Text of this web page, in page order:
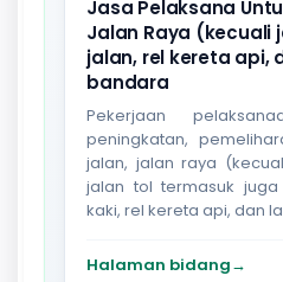
Jasa Pelaksana
Jalan Raya (kecuali
jalan, rel kereta api,
bandara
Pekerjaan
peningkatan,
jalan, jalan raya
jalan tol termasuk
kaki, rel kereta api, dan
Halaman bidang→